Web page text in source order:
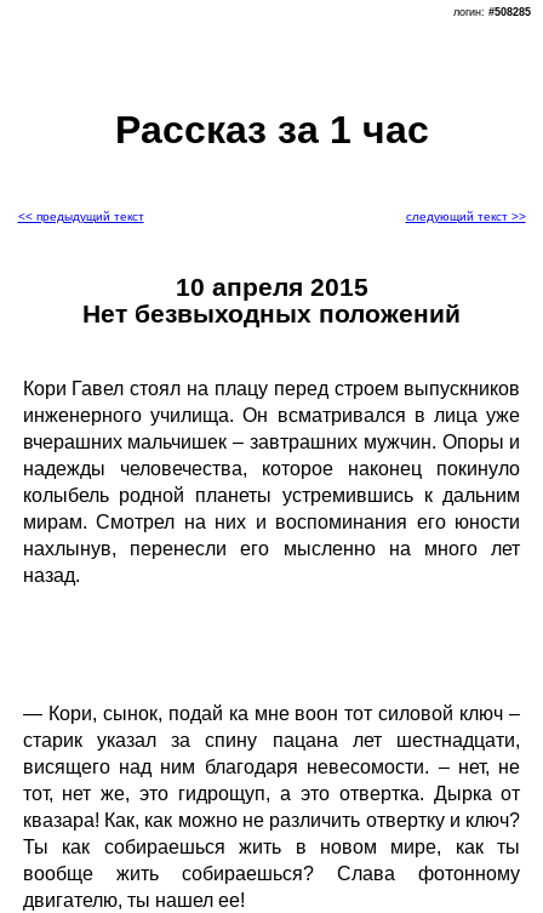
Рассказ за 1 час
логин: #508285
<< предыдущий текст следующий текст >>
10 апреля 2015
Нет безвыходных положений
Кори Гавел стоял на плацу перед строем выпускников
инженерного училища. Он всматривался в лица уже
вчерашних мальчишек – завтрашних мужчин. Опоры и
надежды человечества, которое наконец покинуло
колыбель родной планеты устремившись к дальним
мирам. Смотрел на них и воспоминания его юности
нахлынув, перенесли его мысленно на много лет
назад.
— Кори, сынок, подай ка мне воон тот силовой ключ –
старик указал за спину пацана лет шестнадцати,
висящего над ним благодаря невесомости. – нет, не
тот, нет же, это гидрощуп, а это отвертка. Дырка от
квазара! Как, как можно не различить отвертку и ключ?
Ты как собираешься жить в новом мире, как ты
вообще жить собираешься? Слава фотонному
двигателю, ты нашел ее!